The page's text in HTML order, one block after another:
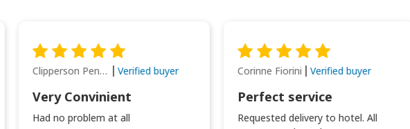
Clipperson Penilla Verified buyer
Very Convinient
Had no problem at all
Corinne Fiorini Verified buyer
Perfect service
Requested delivery to hotel. All